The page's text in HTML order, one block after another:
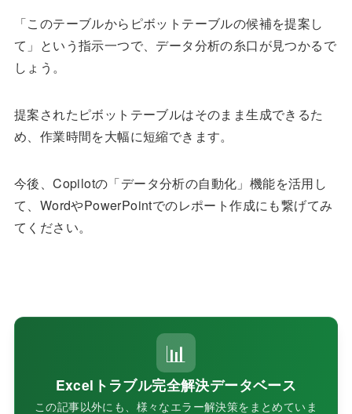
「このテーブルからピボットテーブルの候補を提案し
て」という指示一つで、データ分析の糸口が見つかるで
しょう。
提案されたピボットテーブルはそのまま生成できるた
め、作業時間を大幅に短縮できます。
今後、Copilotの「データ分析の自動化」機能を活用し
て、WordやPowerPointでのレポート作成にも繋げてみ
てください。
📊
Excelトラブル完全解決データベース
この記事以外にも、様々なエラー解決策をまとめていま